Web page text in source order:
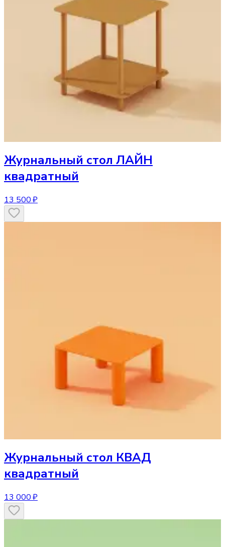
Журнальный стол ЛАЙН
квадратный
13 500 ₽
Журнальный стол КВАД
квадратный
13 000 ₽